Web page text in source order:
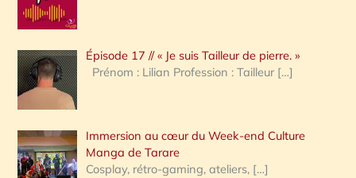
r
c
h
e
:
Épisode 17 // « Je suis Tailleur de pierre. »
Prénom : Lilian Profession : Tailleur […]
Immersion au cœur du Week-end Culture
Manga de Tarare
Cosplay, rétro-gaming, ateliers, […]